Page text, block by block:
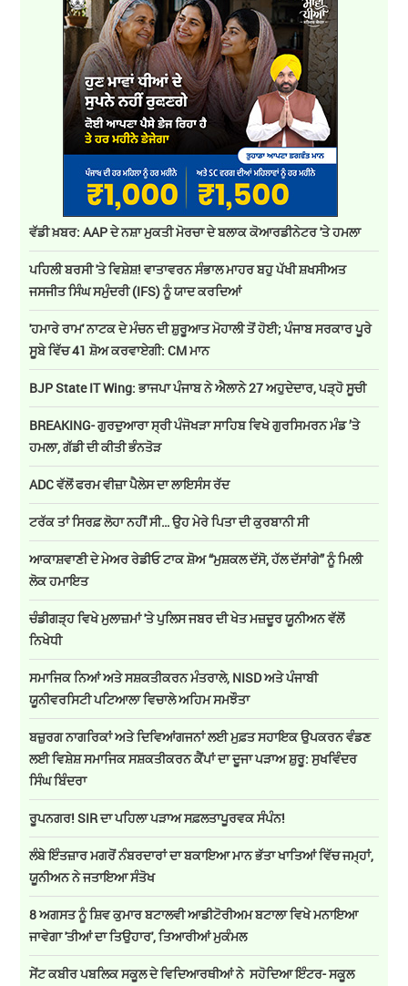
ਵੱਡੀ ਖ਼ਬਰ: AAP ਦੇ ਨਸ਼ਾ ਮੁਕਤੀ ਮੋਰਚਾ ਦੇ ਬਲਾਕ ਕੋਆਰਡੀਨੇਟਰ 'ਤੇ ਹਮਲਾ
ਪਹਿਲੀ ਬਰਸੀ 'ਤੇ ਵਿਸ਼ੇਸ਼! ਵਾਤਾਵਰਨ ਸੰਭਾਲ ਮਾਹਰ ਬਹੁ ਪੱਖੀ ਸ਼ਖਸੀਅਤ
ਜਸਜੀਤ ਸਿੰਘ ਸਮੁੰਦਰੀ (IFS) ਨੂੰ ਯਾਦ ਕਰਦਿਆਂ
'ਹਮਾਰੇ ਰਾਮ' ਨਾਟਕ ਦੇ ਮੰਚਨ ਦੀ ਸ਼ੁਰੂਆਤ ਮੋਹਾਲੀ ਤੋਂ ਹੋਈ; ਪੰਜਾਬ ਸਰਕਾਰ ਪੂਰੇ
ਸੂਬੇ ਵਿੱਚ 41 ਸ਼ੋਅ ਕਰਵਾਏਗੀ: CM ਮਾਨ
BJP State IT Wing: ਭਾਜਪਾ ਪੰਜਾਬ ਨੇ ਐਲਾਨੇ 27 ਅਹੁਦੇਦਾਰ, ਪੜ੍ਹੋ ਸੂਚੀ
BREAKING- ਗੁਰਦੁਆਰਾ ਸ੍ਰੀ ਪੰਜੋਖੜਾ ਸਾਹਿਬ ਵਿਖੇ ਗੁਰਸਿਮਰਨ ਮੰਡ ’ਤੇ
ਹਮਲਾ, ਗੱਡੀ ਦੀ ਕੀਤੀ ਭੰਨਤੋੜ
ADC ਵੱਲੋਂ ਫਰਮ ਵੀਜ਼ਾ ਪੈਲੇਸ ਦਾ ਲਾਇਸੰਸ ਰੱਦ
ਟਰੱਕ ਤਾਂ ਸਿਰਫ਼ ਲੋਹਾ ਨਹੀਂ ਸੀ… ਉਹ ਮੇਰੇ ਪਿਤਾ ਦੀ ਕੁਰਬਾਨੀ ਸੀ
ਆਕਾਸ਼ਵਾਣੀ ਦੇ ਮੇਅਰ ਰੇਡੀਓ ਟਾਕ ਸ਼ੋਅ “ਮੁਸ਼ਕਲ ਦੱਸੋ, ਹੱਲ ਦੱਸਾਂਗੇ” ਨੂੰ ਮਿਲੀ
ਲੋਕ ਹਮਾਇਤ
ਚੰਡੀਗੜ੍ਹ ਵਿਖੇ ਮੁਲਾਜ਼ਮਾਂ 'ਤੇ ਪੁਲਿਸ ਜਬਰ ਦੀ ਖੇਤ ਮਜ਼ਦੂਰ ਯੂਨੀਅਨ ਵੱਲੋਂ
ਨਿਖੇਧੀ
ਸਮਾਜਿਕ ਨਿਆਂ ਅਤੇ ਸਸ਼ਕਤੀਕਰਨ ਮੰਤਰਾਲੇ, NISD ਅਤੇ ਪੰਜਾਬੀ
ਯੂਨੀਵਰਸਿਟੀ ਪਟਿਆਲਾ ਵਿਚਾਲੇ ਅਹਿਮ ਸਮਝੌਤਾ
ਬਜ਼ੁਰਗ ਨਾਗਰਿਕਾਂ ਅਤੇ ਦਿਵਿਆਂਗਜਨਾਂ ਲਈ ਮੁਫ਼ਤ ਸਹਾਇਕ ਉਪਕਰਨ ਵੰਡਣ
ਲਈ ਵਿਸ਼ੇਸ਼ ਸਮਾਜਿਕ ਸਸ਼ਕਤੀਕਰਨ ਕੈਂਪਾਂ ਦਾ ਦੂਜਾ ਪੜਾਅ ਸ਼ੁਰੂ: ਸੁਖਵਿੰਦਰ
ਸਿੰਘ ਬਿੰਦਰਾ
ਰੂਪਨਗਰ! SIR ਦਾ ਪਹਿਲਾ ਪੜਾਅ ਸਫ਼ਲਤਾਪੂਰਵਕ ਸੰਪੰਨ!
ਲੰਬੇ ਇੰਤਜ਼ਾਰ ਮਗਰੋਂ ਨੰਬਰਦਾਰਾਂ ਦਾ ਬਕਾਇਆ ਮਾਨ ਭੱਤਾ ਖਾਤਿਆਂ ਵਿੱਚ ਜਮ੍ਹਾਂ,
ਯੂਨੀਅਨ ਨੇ ਜਤਾਇਆ ਸੰਤੋਖ
8 ਅਗਸਤ ਨੂੰ ਸ਼ਿਵ ਕੁਮਾਰ ਬਟਾਲਵੀ ਆਡੀਟੋਰੀਅਮ ਬਟਾਲਾ ਵਿਖੇ ਮਨਾਇਆ
ਜਾਵੇਗਾ 'ਤੀਆਂ ਦਾ ਤਿਉਹਾਰ', ਤਿਆਰੀਆਂ ਮੁਕੰਮਲ
ਸੇਂਟ ਕਬੀਰ ਪਬਲਿਕ ਸਕੂਲ ਦੇ ਵਿਦਿਆਰਥੀਆਂ ਨੇ ਸਹੋਦਿਆ ਇੰਟਰ- ਸਕੂਲ